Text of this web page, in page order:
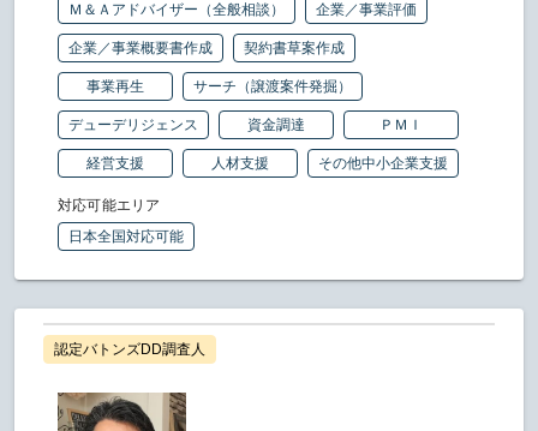
Ｍ＆Ａアドバイザー（全般相談）
企業／事業評価
企業／事業概要書作成 契約書草案作成
事業再生 サーチ（譲渡案件発掘）
デューデリジェンス 資金調達 ＰＭＩ
経営支援 人材支援 その他中小企業支援
対応可能エリア
日本全国対応可能
認定バトンズDD調査人